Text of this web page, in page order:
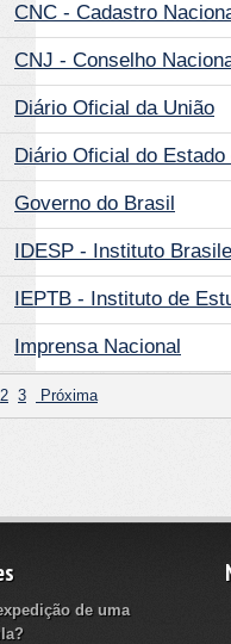
CNC - Cadastro
CNJ - Conselho
Diário Oficial da União
Diário Oficial do Estado
Governo do Brasil
IDESP - Instituto
IEPTB - Instituto de
Imprensa Nacional
2 3 Próxima
de uma